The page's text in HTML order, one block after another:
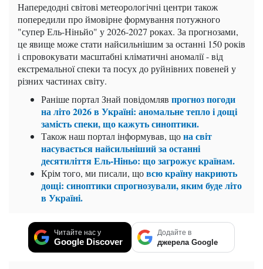
Напередодні світові метеорологічні центри також
попередили про ймовірне формування потужного
"супер Ель-Ніньйо" у 2026-2027 роках. За прогнозами,
це явище може стати найсильнішим за останні 150 років
і спровокувати масштабні кліматичні аномалії - від
екстремальної спеки та посух до руйнівних повеней у
різних частинах світу.
Раніше портал Знай повідомляв прогноз погоди
на літо 2026 в Україні: аномальне тепло і дощі
замість спеки, що кажуть синоптики.
Також наш портал інформував, щона світ
насувається найсильніший за останні
десятиліття Ель-Ніньо: що загрожує країнам.
Крім того, ми писали, щовсю країну накриють
дощі: синоптики спрогнозували, яким буде літо
в Україні.
Читайте нас у
Google Discover
Додайте в
джерела Google